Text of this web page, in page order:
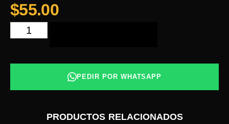
$55.00
PEDIR POR WHATSAPP
PRODUCTOS RELACIONADOS